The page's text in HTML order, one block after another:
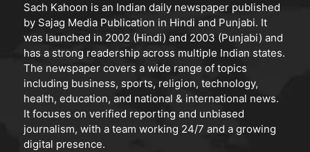
Sach Kahoon is an Indian daily newspaper published
by Sajag Media Publication in Hindi and Punjabi. It
was launched in 2002 (Hindi) and 2003 (Punjabi) and
has a strong readership across multiple Indian states.
The newspaper covers a wide range of topics
including business, sports, religion, technology,
health, education, and national & international news.
It focuses on verified reporting and unbiased
journalism, with a team working 24/7 and a growing
digital presence.